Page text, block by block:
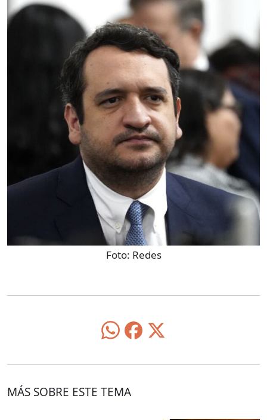
Foto: Redes
MÁS SOBRE ESTE TEMA